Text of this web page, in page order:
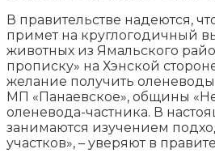
В правительстве надеются,
примет на круглогодичный
животных из Ямальского
прописку» на Хэнской
желание получить
МП «Панаевское», общины
оленевода-частника. В
занимаются изучением
участков», – уверяют в